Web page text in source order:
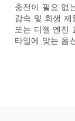
충전이 필요 없
감속 및 회생
또는 디젤 엔진
타일에 맞는 옵